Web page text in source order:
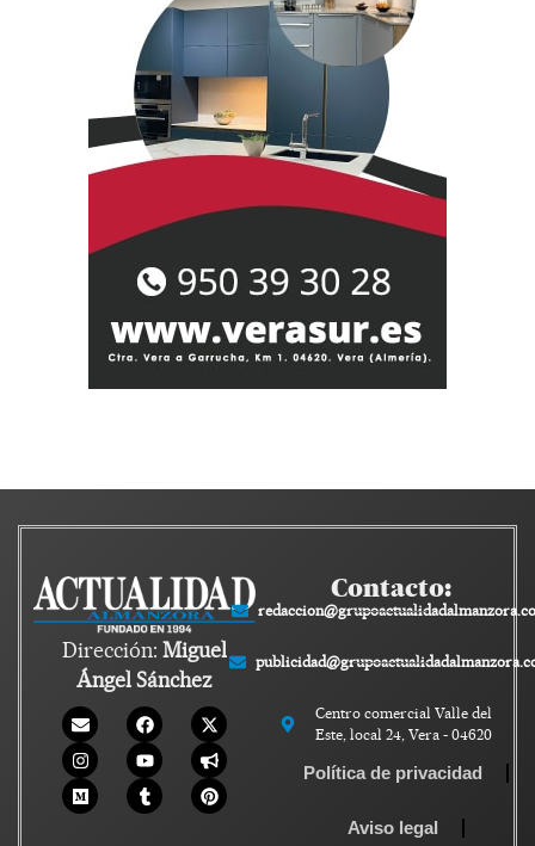
Dirección: Miguel
Ángel Sánchez
Contacto:
Centro comercial Valle del
Este, local 24, Vera - 04620
Política de privacidad
Aviso legal